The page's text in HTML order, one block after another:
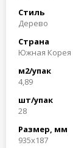
Стиль
Дерево
Страна
Южная Корея
м2/упак
4,89
шт/упак
28
Размер, мм
935x187